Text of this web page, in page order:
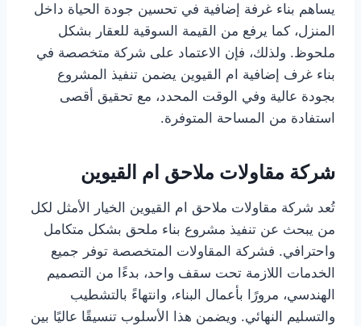
يساهم بناء غرفة إضافية في تحسين جودة الحياة داخل
المنزل، كما يرفع من القيمة السوقية للعقار بشكل
ملحوظ. ولذلك، فإن الاعتماد على شركة متخصصة في
بناء غرف إضافية ام القيوين يضمن تنفيذ المشروع
بجودة عالية وفي الوقت المحدد، مع تحقيق أقصى
استفادة من المساحة المتوفرة.
شركة مقاولات ملاحق ام القيوين
تُعد شركة مقاولات ملاحق ام القيوين الخيار الأمثل لكل
من يبحث عن تنفيذ مشروع بناء ملحق بشكل متكامل
واحترافي. فشركة المقاولات المتخصصة توفر جميع
الخدمات اللازمة تحت سقف واحد، بدءًا من التصميم
الهندسي، مرورًا بأعمال البناء، وانتهاءً بالتشطيب
والتسليم النهائي. ويضمن هذا الأسلوب تنسيقًا عاليًا بين